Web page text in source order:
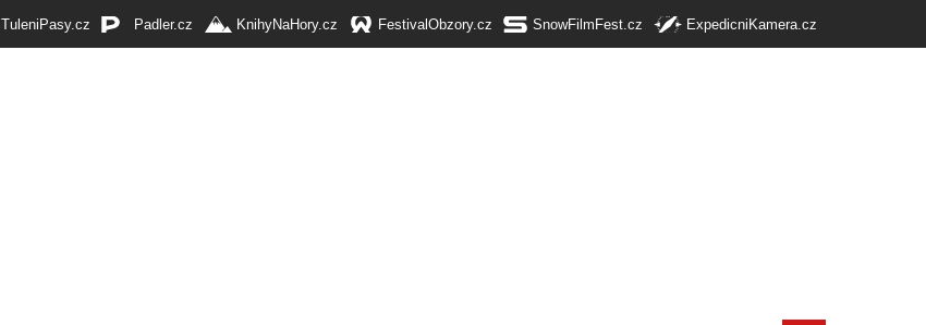
TuleniPasy.cz Padler.cz KnihyNaHory.cz FestivalObzory.cz SnowFilmFest.cz ExpedicniKamera.cz